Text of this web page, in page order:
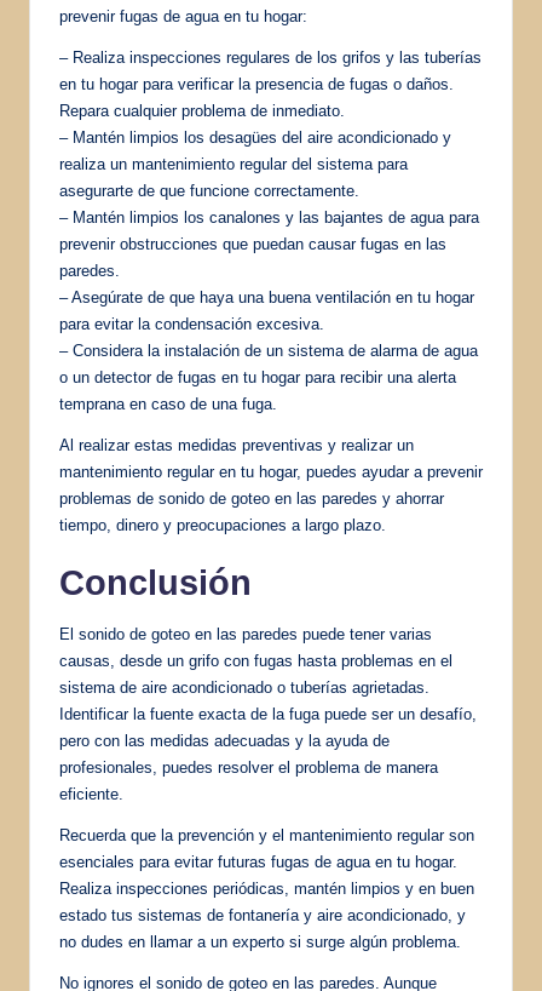
prevenir fugas de agua en tu hogar:
– Realiza inspecciones regulares de los grifos y las tuberías
en tu hogar para verificar la presencia de fugas o daños.
Repara cualquier problema de inmediato.
– Mantén limpios los desagües del aire acondicionado y
realiza un mantenimiento regular del sistema para
asegurarte de que funcione correctamente.
– Mantén limpios los canalones y las bajantes de agua para
prevenir obstrucciones que puedan causar fugas en las
paredes.
– Asegúrate de que haya una buena ventilación en tu hogar
para evitar la condensación excesiva.
– Considera la instalación de un sistema de alarma de agua
o un detector de fugas en tu hogar para recibir una alerta
temprana en caso de una fuga.
Al realizar estas medidas preventivas y realizar un
mantenimiento regular en tu hogar, puedes ayudar a prevenir
problemas de sonido de goteo en las paredes y ahorrar
tiempo, dinero y preocupaciones a largo plazo.
Conclusión
El sonido de goteo en las paredes puede tener varias
causas, desde un grifo con fugas hasta problemas en el
sistema de aire acondicionado o tuberías agrietadas.
Identificar la fuente exacta de la fuga puede ser un desafío,
pero con las medidas adecuadas y la ayuda de
profesionales, puedes resolver el problema de manera
eficiente.
Recuerda que la prevención y el mantenimiento regular son
esenciales para evitar futuras fugas de agua en tu hogar.
Realiza inspecciones periódicas, mantén limpios y en buen
estado tus sistemas de fontanería y aire acondicionado, y
no dudes en llamar a un experto si surge algún problema.
No ignores el sonido de goteo en las paredes. Aunque